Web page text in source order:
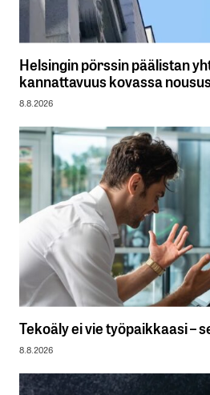
Helsingin pörssin päälistan
kannattavuus kovassa
8.8.2026
Tekoäly ei vie työpaikkaasi –
8.8.2026